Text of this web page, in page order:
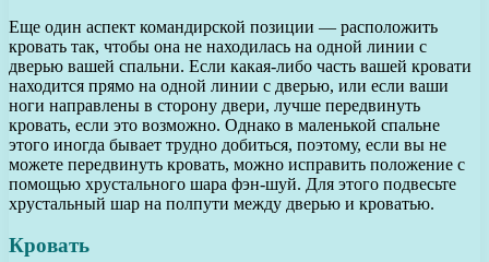
Еще один аспект командирской позиции — расположить
кровать так, чтобы она не находилась на одной линии с
дверью вашей спальни. Если какая-либо часть вашей кровати
находится прямо на одной линии с дверью, или если ваши
ноги направлены в сторону двери, лучше передвинуть
кровать, если это возможно. Однако в маленькой спальне
этого иногда бывает трудно добиться, поэтому, если вы не
можете передвинуть кровать, можно исправить положение с
помощью хрустального шара фэн-шуй. Для этого подвесьте
хрустальный шар на полпути между дверью и кроватью.
Кровать